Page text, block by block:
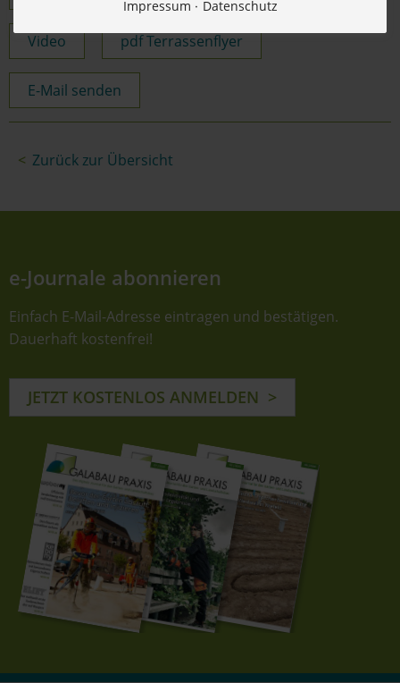
Video pdf Terrassenflyer
E-Mail senden
Zurück zur Übersicht
e-Journale abonnieren
Einfach E-Mail-Adresse eintragen und bestätigen.
Dauerhaft kostenfrei!
JETZT KOSTENLOS ANMELDEN
Impressum Datenschutz